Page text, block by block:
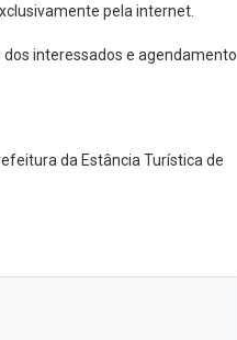
pela internet.
interessados e agendamento
da Estância Turística de